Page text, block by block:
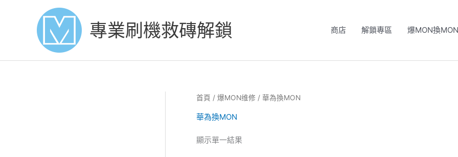
專業刷機救磚解鎖 商店 解鎖專區 爆MON換MON
首頁 / 爆MON维修 / 華為換MON
華為換MON
顯示單一結果